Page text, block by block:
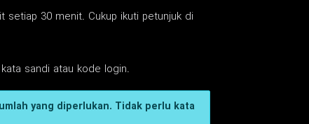
30 menit. Cukup ikuti petunjuk di
sandi atau kode login.
yang diperlukan. Tidak perlu kata